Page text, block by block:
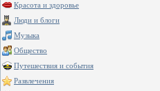
Красота и здоровье
Люди и блоги
Музыка
Общество
Путешествия и события
Развлечения